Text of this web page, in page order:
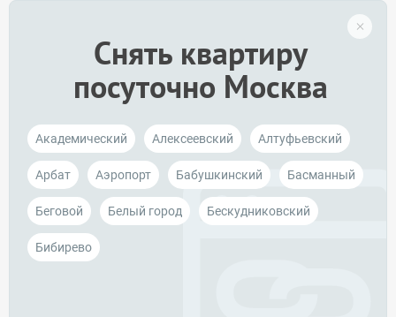
Снять квартиру
посуточно Москва
Академический Алексеевский Алтуфьевский
Арбат Аэропорт Бабушкинский Басманный
Беговой Белый город Бескудниковский
Бибирево